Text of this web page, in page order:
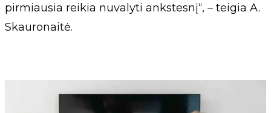
pirmiausia reikia nuvalyti ankstesnį“, – teigia A.
Skauronaitė.